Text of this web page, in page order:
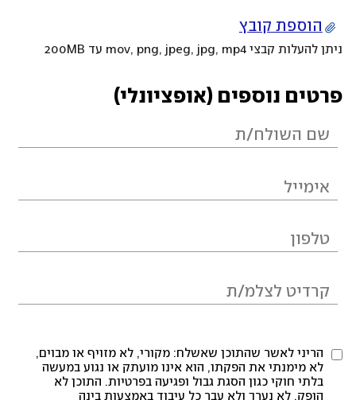
הוספת קובץ
ניתן להעלות קבצי mov, png, jpeg, jpg, mp4 עד 200MB
פרטים נוספים (אופציונלי)
הריני לאשר שהתוכן שאשלח: מקורי, לא מזויף או מבוים,
לא מימנתי את הפקתו, הוא אינו מועתק או נגוע במעשה
בלתי חוקי כגון הסגת גבול ופגיעה בפרטיות. התוכן לא
הופק, לא נערך ולא עבר כל עיבוד באמצעות בינה